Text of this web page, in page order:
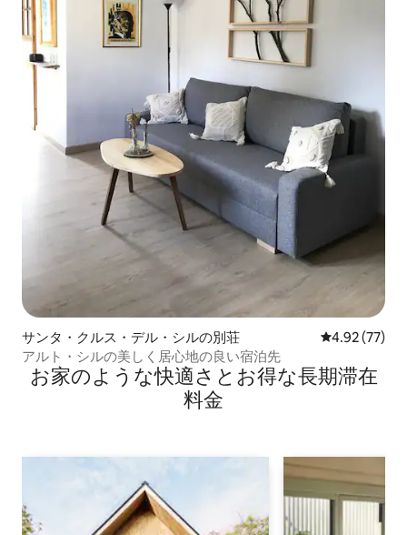
サンタ・クルス・デル・シルの別荘 レビュー77
4.92 (77)
アルト・シルの美しく居心地の良い宿泊先
お家のような快⁠適⁠さ⁠とお⁠得⁠な長⁠期⁠滞⁠在
料⁠金